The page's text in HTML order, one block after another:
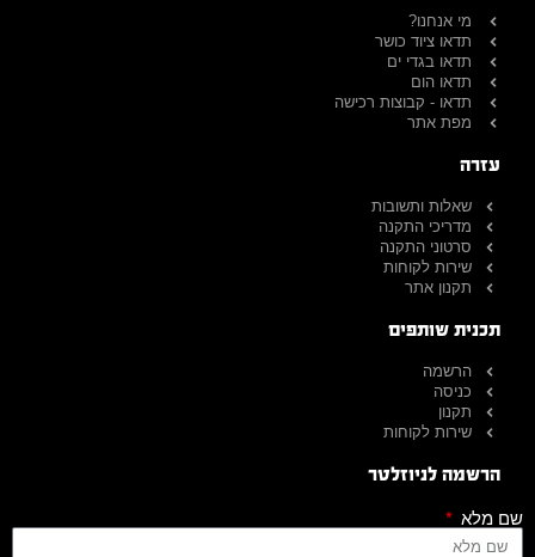
מי אנחנו?
תדאו ציוד כושר
תדאו בגדי ים
תדאו הום
תדאו - קבוצות רכישה
מפת אתר
עזרה
שאלות ותשובות
מדריכי התקנה
סרטוני התקנה
שירות לקוחות
תקנון אתר
תכנית שותפים
הרשמה
כניסה
תקנון
שירות לקוחות
הרשמה לניוזלטר
שם מלא